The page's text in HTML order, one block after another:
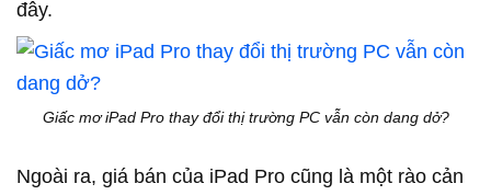
đây.
Giấc mơ iPad Pro thay đổi thị trường PC vẫn còn dang dở?
Ngoài ra, giá bán của iPad Pro cũng là một rào cản